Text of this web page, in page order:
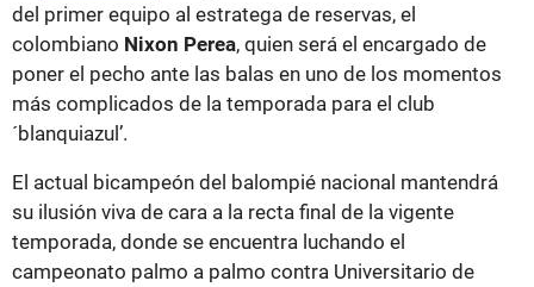
del primer equipo al estratega de reservas, el
colombiano Nixon Perea, quien será el encargado de
poner el pecho ante las balas en uno de los momentos
más complicados de la temporada para el club
´blanquiazul’.
El actual bicampeón del balompié nacional mantendrá
su ilusión viva de cara a la recta final de la vigente
temporada, donde se encuentra luchando el
campeonato palmo a palmo contra Universitario de